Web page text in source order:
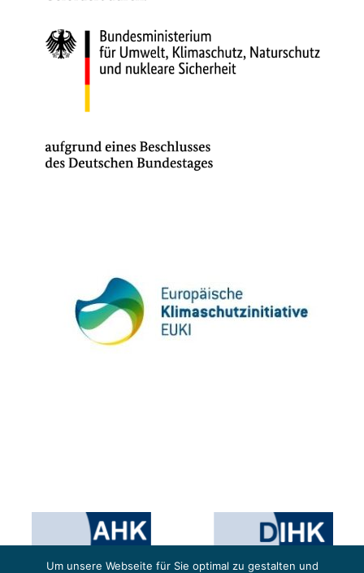
Um unsere Webseite für Sie optimal zu gestalten und